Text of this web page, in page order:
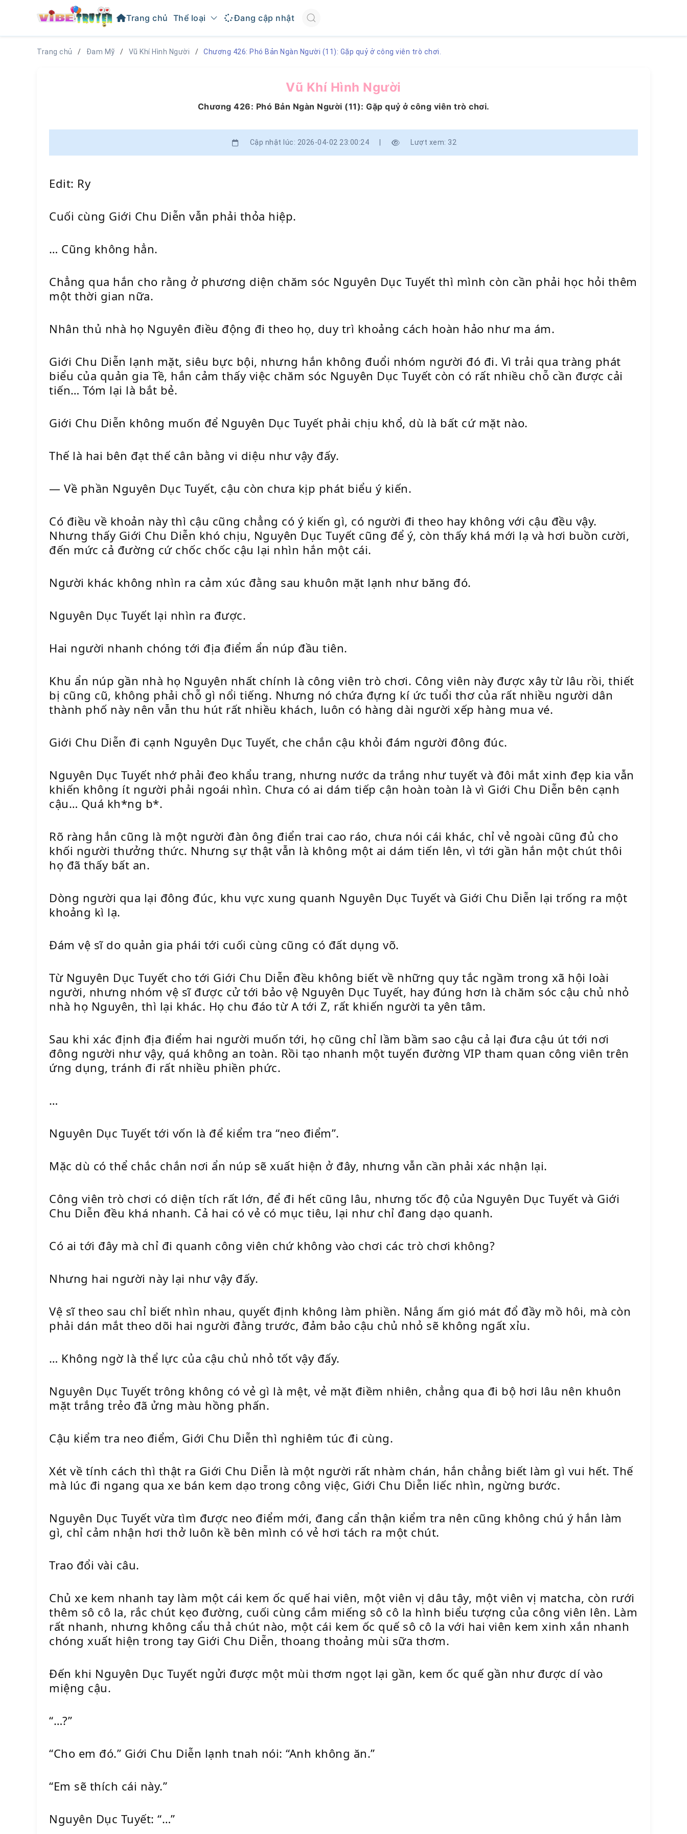
Trang chủ Thể loại Đang cập nhật
Trang chủ Đam Mỹ Vũ Khí Hình Người Chương 426: Phó Bản Ngàn Người (11): Gặp quỷ ở công viên trò chơi.
Vũ Khí Hình Người
Chương 426: Phó Bản Ngàn Người (11): Gặp quỷ ở công viên trò chơi.
Cập nhật lúc: 2026-04-02 23:00:24 Lượt xem: 32
Edit: Ry
Cuối cùng Giới Chu Diễn vẫn phải thỏa hiệp.
… Cũng không hẳn.
Chẳng qua hắn cho rằng ở phương diện chăm sóc Nguyên Dục Tuyết thì mình còn cần phải học hỏi thêm
một thời gian nữa.
Nhân thủ nhà họ Nguyên điều động đi theo họ, duy trì khoảng cách hoàn hảo như ma ám.
Giới Chu Diễn lạnh mặt, siêu bực bội, nhưng hắn không đuổi nhóm người đó đi. Vì trải qua tràng phát
biểu của quản gia Tề, hắn cảm thấy việc chăm sóc Nguyên Dục Tuyết còn có rất nhiều chỗ cần được cải
tiến… Tóm lại là bắt bẻ.
Giới Chu Diễn không muốn để Nguyên Dục Tuyết phải chịu khổ, dù là bất cứ mặt nào.
Thế là hai bên đạt thế cân bằng vi diệu như vậy đấy.
— Về phần Nguyên Dục Tuyết, cậu còn chưa kịp phát biểu ý kiến.
Có điều về khoản này thì cậu cũng chẳng có ý kiến gì, có người đi theo hay không với cậu đều vậy.
Nhưng thấy Giới Chu Diễn khó chịu, Nguyên Dục Tuyết cũng để ý, còn thấy khá mới lạ và hơi buồn cười,
đến mức cả đường cứ chốc chốc cậu lại nhìn hắn một cái.
Người khác không nhìn ra cảm xúc đằng sau khuôn mặt lạnh như băng đó.
Nguyên Dục Tuyết lại nhìn ra được.
Hai người nhanh chóng tới địa điểm ẩn núp đầu tiên.
Khu ẩn núp gần nhà họ Nguyên nhất chính là công viên trò chơi. Công viên này được xây từ lâu rồi, thiết
bị cũng cũ, không phải chỗ gì nổi tiếng. Nhưng nó chứa đựng kí ức tuổi thơ của rất nhiều người dân
thành phố này nên vẫn thu hút rất nhiều khách, luôn có hàng dài người xếp hàng mua vé.
Giới Chu Diễn đi cạnh Nguyên Dục Tuyết, che chắn cậu khỏi đám người đông đúc.
Nguyên Dục Tuyết nhớ phải đeo khẩu trang, nhưng nước da trắng như tuyết và đôi mắt xinh đẹp kia vẫn
khiến không ít người phải ngoái nhìn. Chưa có ai dám tiếp cận hoàn toàn là vì Giới Chu Diễn bên cạnh
cậu… Quá kh*ng b*.
Rõ ràng hắn cũng là một người đàn ông điển trai cao ráo, chưa nói cái khác, chỉ vẻ ngoài cũng đủ cho
khối người thưởng thức. Nhưng sự thật vẫn là không một ai dám tiến lên, vì tới gần hắn một chút thôi
họ đã thấy bất an.
Dòng người qua lại đông đúc, khu vực xung quanh Nguyên Dục Tuyết và Giới Chu Diễn lại trống ra một
khoảng kì lạ.
Đám vệ sĩ do quản gia phái tới cuối cùng cũng có đất dụng võ.
Từ Nguyên Dục Tuyết cho tới Giới Chu Diễn đều không biết về những quy tắc ngầm trong xã hội loài
người, nhưng nhóm vệ sĩ được cử tới bảo vệ Nguyên Dục Tuyết, hay đúng hơn là chăm sóc cậu chủ nhỏ
nhà họ Nguyên, thì lại khác. Họ chu đáo từ A tới Z, rất khiến người ta yên tâm.
Sau khi xác định địa điểm hai người muốn tới, họ cũng chỉ lầm bầm sao cậu cả lại đưa cậu út tới nơi
đông người như vậy, quá không an toàn. Rồi tạo nhanh một tuyến đường VIP tham quan công viên trên
ứng dụng, tránh đi rất nhiều phiền phức.
…
Nguyên Dục Tuyết tới vốn là để kiểm tra “neo điểm”.
Mặc dù có thể chắc chắn nơi ẩn núp sẽ xuất hiện ở đây, nhưng vẫn cần phải xác nhận lại.
Công viên trò chơi có diện tích rất lớn, để đi hết cũng lâu, nhưng tốc độ của Nguyên Dục Tuyết và Giới
Chu Diễn đều khá nhanh. Cả hai có vẻ có mục tiêu, lại như chỉ đang dạo quanh.
Có ai tới đây mà chỉ đi quanh công viên chứ không vào chơi các trò chơi không?
Nhưng hai người này lại như vậy đấy.
Vệ sĩ theo sau chỉ biết nhìn nhau, quyết định không làm phiền. Nắng ấm gió mát đổ đầy mồ hôi, mà còn
phải dán mắt theo dõi hai người đằng trước, đảm bảo cậu chủ nhỏ sẽ không ngất xỉu.
… Không ngờ là thể lực của cậu chủ nhỏ tốt vậy đấy.
Nguyên Dục Tuyết trông không có vẻ gì là mệt, vẻ mặt điềm nhiên, chẳng qua đi bộ hơi lâu nên khuôn
mặt trắng trẻo đã ửng màu hồng phấn.
Cậu kiểm tra neo điểm, Giới Chu Diễn thì nghiêm túc đi cùng.
Xét về tính cách thì thật ra Giới Chu Diễn là một người rất nhàm chán, hắn chẳng biết làm gì vui hết. Thế
mà lúc đi ngang qua xe bán kem dạo trong công việc, Giới Chu Diễn liếc nhìn, ngừng bước.
Nguyên Dục Tuyết vừa tìm được neo điểm mới, đang cẩn thận kiểm tra nên cũng không chú ý hắn làm
gì, chỉ cảm nhận hơi thở luôn kề bên mình có vẻ hơi tách ra một chút.
Trao đổi vài câu.
Chủ xe kem nhanh tay làm một cái kem ốc quế hai viên, một viên vị dâu tây, một viên vị matcha, còn rưới
thêm sô cô la, rắc chút kẹo đường, cuối cùng cắm miếng sô cô la hình biểu tượng của công viên lên. Làm
rất nhanh, nhưng không cẩu thả chút nào, một cái kem ốc quế sô cô la với hai viên kem xinh xắn nhanh
chóng xuất hiện trong tay Giới Chu Diễn, thoang thoảng mùi sữa thơm.
Đến khi Nguyên Dục Tuyết ngửi được một mùi thơm ngọt lại gần, kem ốc quế gần như được dí vào
miệng cậu.
“…?”
“Cho em đó.” Giới Chu Diễn lạnh tnah nói: “Anh không ăn.”
“Em sẽ thích cái này.”
Nguyên Dục Tuyết: “…”